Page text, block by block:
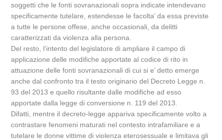
soggetti che le fonti sovranazionali sopra indicate intendevano
specificamente tutelare, estendesse le facolta’ da essa previste
a tutte le persone offese, anche occasionali, da delitti
caratterizzati da violenza alla persona.
Del resto, l’intento del legislatore di ampliare il campo di
applicazione delle modifiche apportate al codice di rito in
attuazione delle fonti sovranazionali di cui si e’ detto emerge
anche dal confronto tra il testo originario del Decreto Legge n.
93 del 2013 e quello risultante dalle modifiche ad esso
apportate dalla legge di conversione n. 119 del 2013.
Difatti, mentre il decreto-legge appariva specificamente volto a
contrastare fenomeni maturati nel contesto intrafamiliare e a
tutelare le donne vittime di violenza eterosessuale e limitava gli